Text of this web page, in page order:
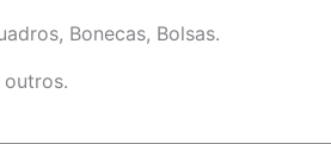
Bonecas, Bolsas.
outros.